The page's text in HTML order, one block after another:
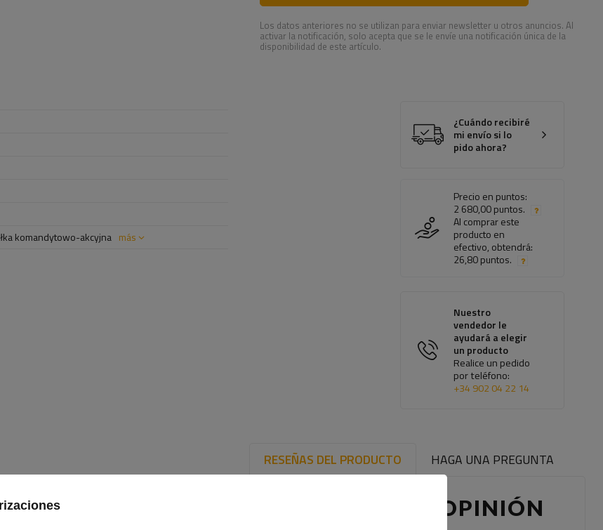
Los datos anteriores no se utilizan para enviar newsletter u otros anuncios. Al
activar la notificación, solo acepta que se le envíe una notificación única de la
disponibilidad de este artículo.
¿Cuándo recibiré
mi envío si lo
pido ahora?
Precio en puntos:
2 680,00 puntos.
Al comprar este
producto en
efectivo, obtendrá:
26,80 puntos.
Nuestro
vendedor le
ayudará a elegir
un producto
Realice un pedido
por teléfono:
+34 902 04 22 14
RESEÑAS DEL PRODUCTO HAGA UNA PREGUNTA
ESCRIBE TU OPINIÓN
komandytowo-akcyjna más